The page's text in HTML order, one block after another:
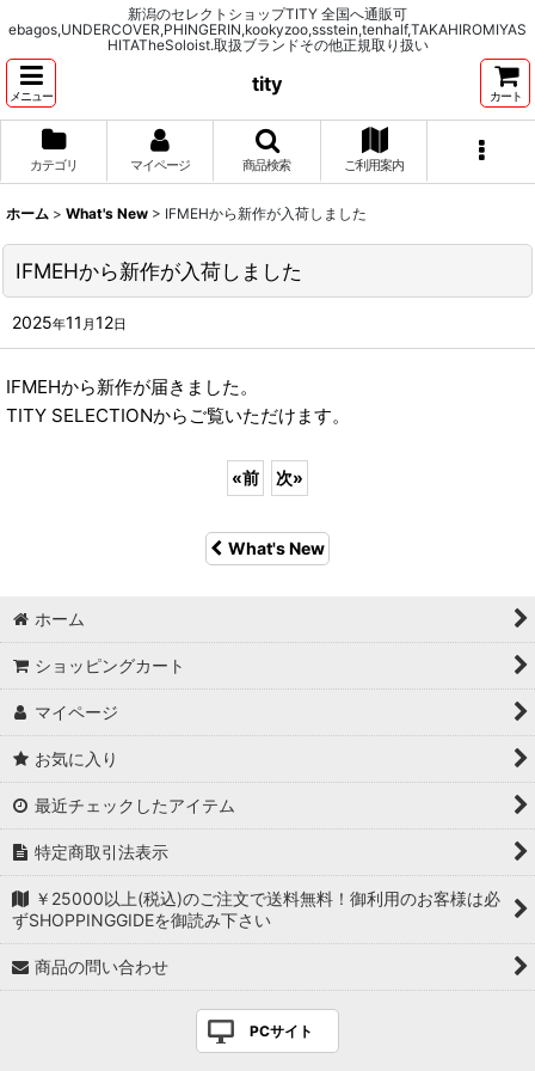
新潟のセレクトショップTITY 全国へ通販可
ebagos,UNDERCOVER,PHINGERIN,kookyzoo,ssstein,tenhalf,TAKAHIROMIYAS
HITATheSoloist.取扱ブランドその他正規取り扱い
メニュー
tity
カート
カテゴリ マイページ 商品検索 ご利用案内
ホーム > What's New > IFMEHから新作が入荷しました
IFMEHから新作が入荷しました
2025年11 月12日
IFMEHから新作が届きました。
TITY SELECTIONからご覧いただけます。
«前 次»
What's New
ホーム
ショッピングカート
マイページ
お気に入り
最近チェックしたアイテム
特定商取引法表示
￥25000以上(税込)のご注文で送料無料！御利用のお客様は必
ずSHOPPINGGIDEを御読み下さい
商品の問い合わせ
PCサイト